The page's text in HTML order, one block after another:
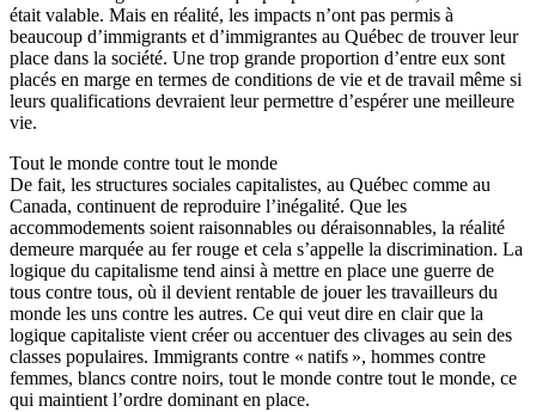
était valable. Mais en réalité, les impacts n’ont pas permis à
beaucoup d’immigrants et d’immigrantes au Québec de trouver leur
place dans la société. Une trop grande proportion d’entre eux sont
placés en marge en termes de conditions de vie et de travail même si
leurs qualifications devraient leur permettre d’espérer une meilleure
vie.
Tout le monde contre tout le monde
De fait, les structures sociales capitalistes, au Québec comme au
Canada, continuent de reproduire l’inégalité. Que les
accommodements soient raisonnables ou déraisonnables, la réalité
demeure marquée au fer rouge et cela s’appelle la discrimination. La
logique du capitalisme tend ainsi à mettre en place une guerre de
tous contre tous, où il devient rentable de jouer les travailleurs du
monde les uns contre les autres. Ce qui veut dire en clair que la
logique capitaliste vient créer ou accentuer des clivages au sein des
classes populaires. Immigrants contre « natifs », hommes contre
femmes, blancs contre noirs, tout le monde contre tout le monde, ce
qui maintient l’ordre dominant en place.